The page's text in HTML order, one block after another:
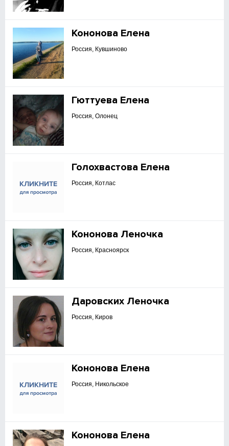
Кононова Елена
Россия, Кувшиново
Гюттуева Елена
Россия, Олонец
Голохвастова Елена
Россия, Котлас
Кононова Леночка
Россия, Красноярск
Даровских Леночка
Россия, Киров
Кононова Елена
Россия, Никольское
Кононова Елена